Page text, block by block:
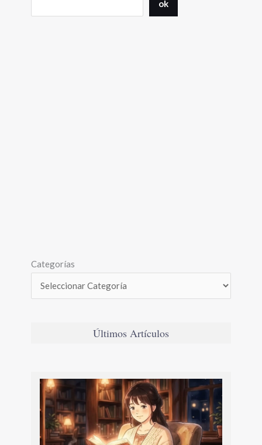
ok
Categorías
Últimos Artículos